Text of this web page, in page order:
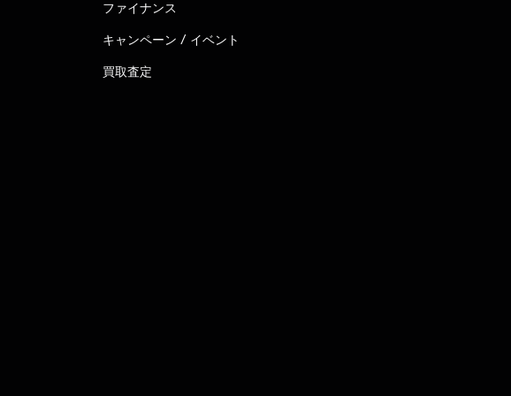
ファイナンス
キャンペーン / イベント
買取査定